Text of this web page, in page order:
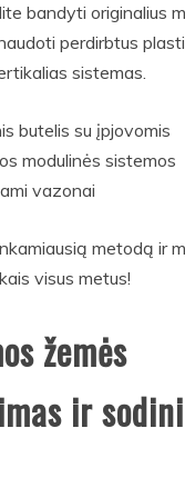
bandyti originalius
perdirbtus
sistemas.
butelis su įpjovomis
modulinės sistemos
vazonai
metodą ir
visus metus!
žemės
ir